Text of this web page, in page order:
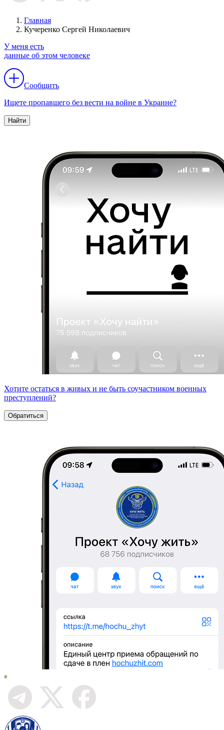
Главная
Кучеренко Сергей Николаевич
У меня есть
данные об этом человеке
Сообщить
Ищете пропавшего без вести на войне в Украине?
Найти
Хотите остаться в живых и не быть соучастником военных
преступлений?
Обратиться